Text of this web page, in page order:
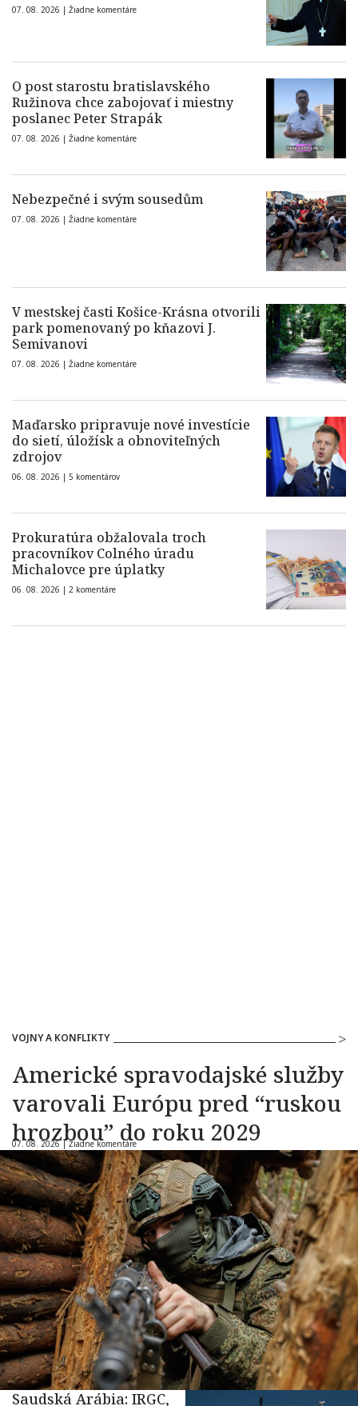
07. 08. 2026 | Žiadne komentáre
O post starostu bratislavského
Ružinova chce zabojovať i miestny
poslanec Peter Strapák
07. 08. 2026 | Žiadne komentáre
Nebezpečné i svým sousedům
07. 08. 2026 | Žiadne komentáre
V mestskej časti Košice-Krásna otvorili
park pomenovaný po kňazovi J.
Semivanovi
07. 08. 2026 | Žiadne komentáre
Maďarsko pripravuje nové investície
do sietí, úložísk a obnoviteľných
zdrojov
06. 08. 2026 | 5 komentárov
Prokuratúra obžalovala troch
pracovníkov Colného úradu
Michalovce pre úplatky
06. 08. 2026 | 2 komentáre
VOJNY A KONFLIKTY
Americké spravodajské služby
varovali Európu pred “ruskou
hrozbou” do roku 2029
07. 08. 2026 |Žiadne komentáre
Saudská Arábia: IRGC,